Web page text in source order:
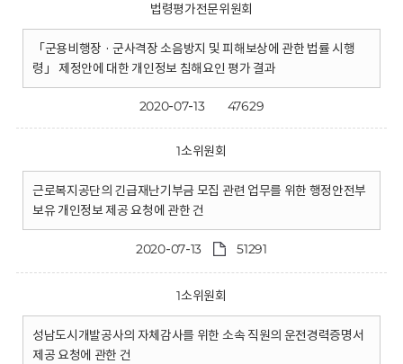
법령평가전문위원회
「군용비행장 · 군사격장 소음방지 및 피해보상에 관한 법률 시행
령」 제정안에 대한 개인정보 침해요인 평가 결과
2020-07-13 47629
1소위원회
근로복지공단의 긴급재난기부금 모집 관련 업무를 위한 행정안전부
보유 개인정보 제공 요청에 관한 건
2020-07-13 51291
1소위원회
성남도시개발공사의 자체감사를 위한 소속 직원의 운전경력증명서
제공 요청에 관한 건